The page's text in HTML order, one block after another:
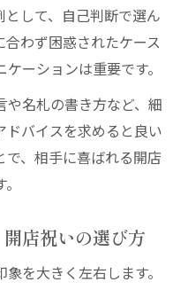
して、自己判断で選ん
わず困惑されたケース
ーションは重要です。
や名札の書き方など、細
ドバイスを求めると良い
、相手に喜ばれる開店
店祝いの選び方
を大きく左右します。